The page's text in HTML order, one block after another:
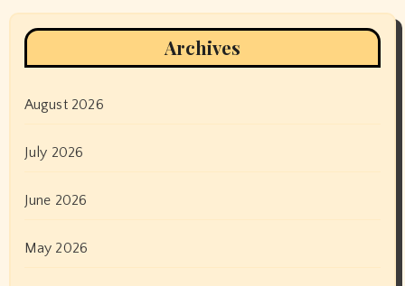
Archives
August 2026
July 2026
June 2026
May 2026